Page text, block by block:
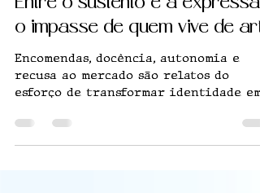
5 de mai.
5 min de leitura
Entre o sustento e a
o impasse de quem vive de
Encomendas, docência, autonomia e
esforço de transformar identidade em
sustento